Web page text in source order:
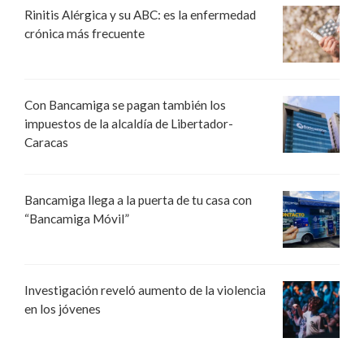
Rinitis Alérgica y su ABC: es la enfermedad
crónica más frecuente
Con Bancamiga se pagan también los
impuestos de la alcaldía de Libertador-
Caracas
Bancamiga llega a la puerta de tu casa con
“Bancamiga Móvil”
Investigación reveló aumento de la violencia
en los jóvenes